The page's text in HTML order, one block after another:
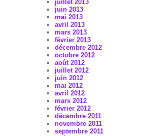
juillet 2013
juin 2013
mai 2013
avril 2013
mars 2013
février 2013
décembre 2012
octobre 2012
août 2012
juillet 2012
juin 2012
mai 2012
avril 2012
mars 2012
février 2012
décembre 2011
novembre 2011
septembre 2011